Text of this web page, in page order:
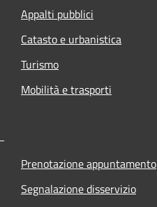
Appalti pubblici
Catasto e urbanistica
Turismo
Mobilità e trasporti
Prenotazione appuntamento
Segnalazione disservizio